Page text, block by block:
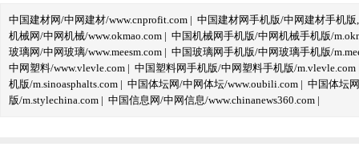
中国建材网/中网建材/www.cnprofit.com | 中国建材网手机版/中网建材手机版
机械网/中网机械/www.okmao.com | 中国机械网手机版/中网机械手机版/
玻璃网/中网玻璃/www.meesm.com | 中国玻璃网手机版/中网玻璃手机版/
中网塑料/www.vlevle.com | 中国塑料网手机版/中网塑料手机版/m.vlevle.com
机版/m.sinoasphalts.com | 中国体坛网/中网体坛/www.oubili.com | 中国体坛
版/m.stylechina.com | 中国信息网/中网信息/www.chinanews360.com |